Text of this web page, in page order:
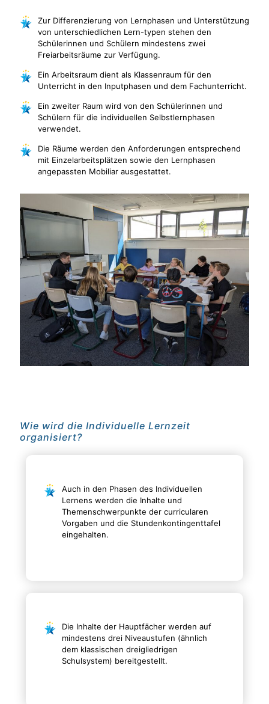
Zur Differenzierung von Lernphasen und Unterstützung
von unterschiedlichen Lern-typen stehen den
Schülerinnen und Schülern mindestens zwei
Freiarbeitsräume zur Verfügung.
Ein Arbeitsraum dient als Klassenraum für den
Unterricht in den Inputphasen und dem Fachunterricht.
Ein zweiter Raum wird von den Schülerinnen und
Schülern für die individuellen Selbstlernphasen
verwendet.
Die Räume werden den Anforderungen entsprechend
mit Einzelarbeitsplätzen sowie den Lernphasen
angepassten Mobiliar ausgestattet.
Wie wird die Individuelle Lernzeit
organisiert?
Auch in den Phasen des Individuellen
Lernens werden die Inhalte und
Themenschwerpunkte der curricularen
Vorgaben und die Stundenkontingenttafel
eingehalten.
Die Inhalte der Hauptfächer werden auf
mindestens drei Niveaustufen (ähnlich
dem klassischen dreigliedrigen
Schulsystem) bereitgestellt.